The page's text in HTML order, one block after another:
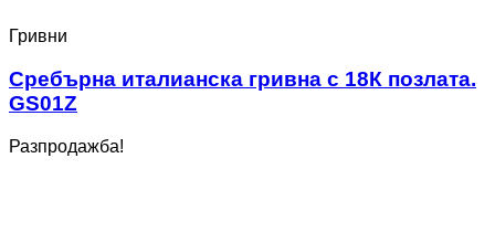
Гривни
Сребърна италианска гривна с 18К позлата.
GS01Z
Разпродажба!